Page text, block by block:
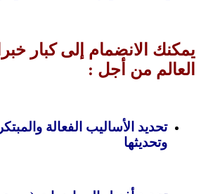
يمكنك الانضمام إلى كبار
العالم من أجل :
تحديد الأساليب الفعالة
وتحديثها